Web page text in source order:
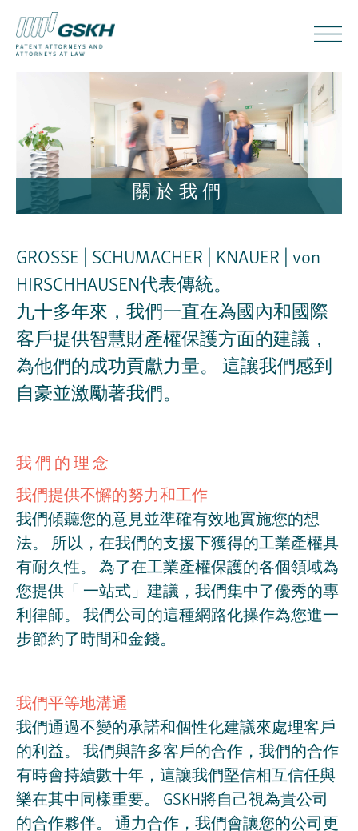
關於我們
GROSSE | SCHUMACHER | KNAUER | von
HIRSCHHAUSEN代表傳統。
九十多年來，我們一直在為國內和國際
客戶提供智慧財產權保護方面的建議，
為他們的成功貢獻力量。 這讓我們感到
自豪並激勵著我們。
我們的理念
我們提供不懈的努力和工作
我們傾聽您的意見並準確有效地實施您的想
法。 所以，在我們的支援下獲得的工業產權具
有耐久性。 為了在工業產權保護的各個領域為
您提供「 一站式」建議，我們集中了優秀的專
利律師。 我們公司的這種網路化操作為您進一
步節約了時間和金錢。
我們平等地溝通
我們通過不變的承諾和個性化建議來處理客戶
的利益。 我們與許多客戶的合作，我們的合作
有時會持續數十年，這讓我們堅信相互信任與
樂在其中同樣重要。 GSKH將自己視為貴公司
的合作夥伴。 通力合作，我們會讓您的公司更